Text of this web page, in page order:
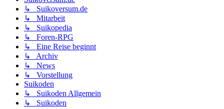
↳ Suikoversum.de
↳ Mitarbeit
↳ Suikopedia
↳ Foren-RPG
↳ Eine Reise beginnt
↳ Archiv
↳ News
↳ Vorstellung
Suikoden
↳ Suikoden Allgemein
↳ Suikoden